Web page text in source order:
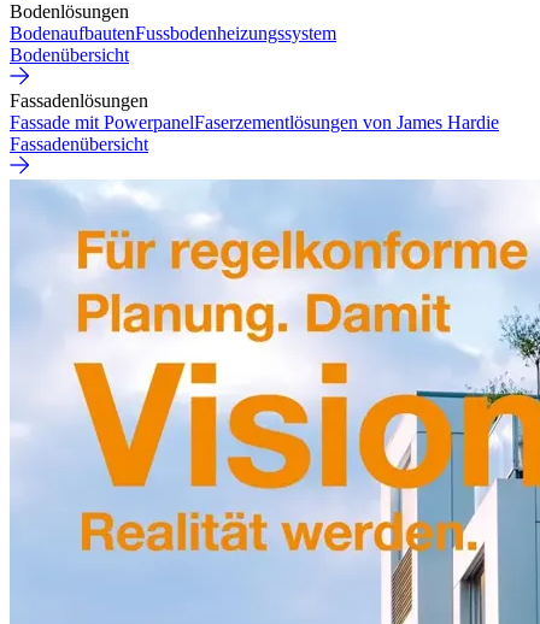
Bodenlösungen
BodenaufbautenFussbodenheizungssystem
Bodenübersicht
Fassadenlösungen
Fassade mit PowerpanelFaserzementlösungen von James Hardie
Fassadenübersicht